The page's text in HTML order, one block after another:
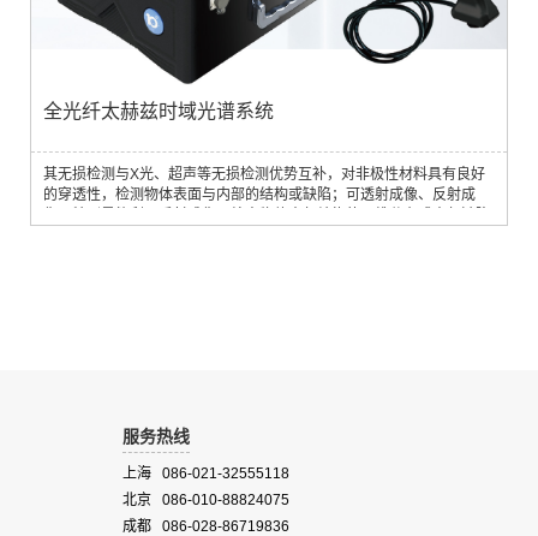
全光纤太赫兹时域光谱系统
其无损检测与X光、超声等无损检测优势互补，对非极性材料具有良好
的穿透性，检测物体表面与内部的结构或缺陷；可透射成像、反射成
服务热线
上海 086-021-32555118
北京 086-010-88824075
成都 086-028-86719836